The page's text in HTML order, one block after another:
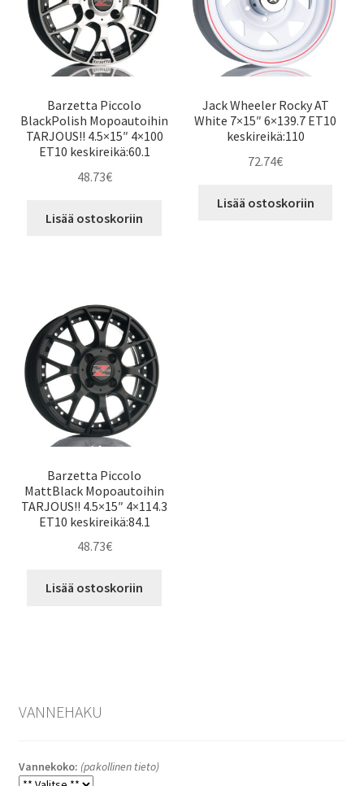
Barzetta Piccolo
BlackPolish Mopoautoihin
TARJOUS!! 4.5×15″ 4×100
ET10 keskireikä:60.1
48.73€
Lisää ostoskoriin
Jack Wheeler Rocky AT
White 7×15″ 6×139.7 ET10
keskireikä:110
72.74€
Lisää ostoskoriin
Barzetta Piccolo
MattBlack Mopoautoihin
TARJOUS!! 4.5×15″ 4×114.3
ET10 keskireikä:84.1
48.73€
Lisää ostoskoriin
VANNEHAKU
Vannekoko: (pakollinen tieto)